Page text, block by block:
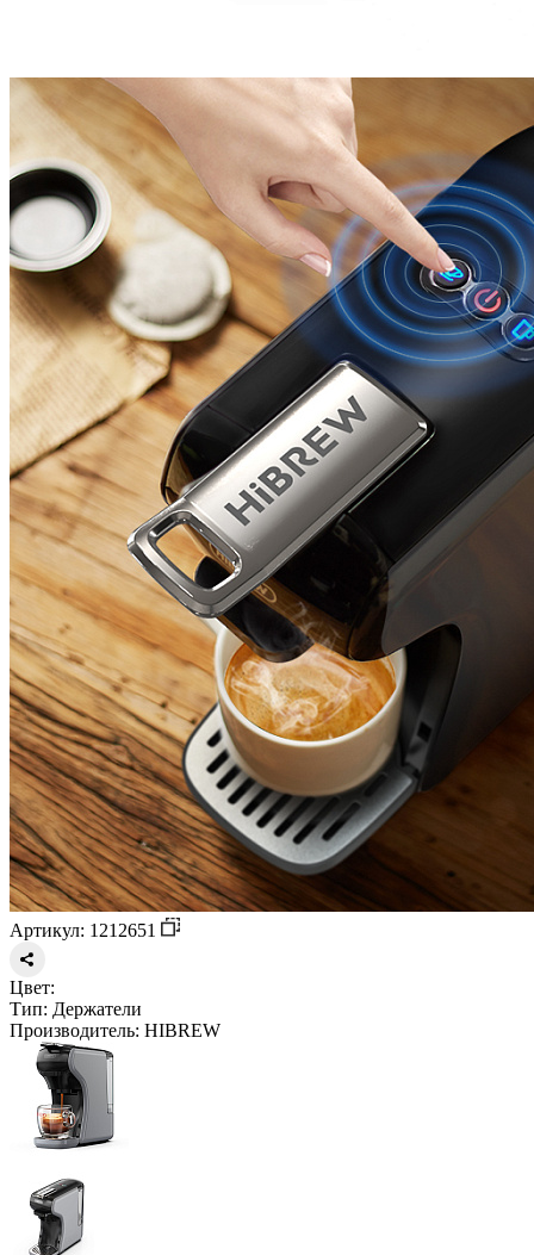
Артикул: 1212651
Цвет:
Тип: Держатели
Производитель: HIBREW